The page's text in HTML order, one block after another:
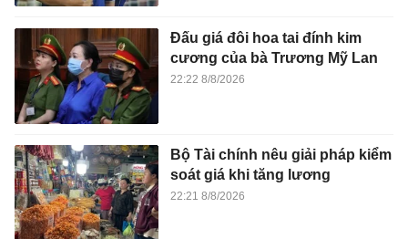
Đấu giá đôi hoa tai đính kim
cương của bà Trương Mỹ Lan
22:22 8/8/2026
Bộ Tài chính nêu giải pháp kiểm
soát giá khi tăng lương
22:21 8/8/2026